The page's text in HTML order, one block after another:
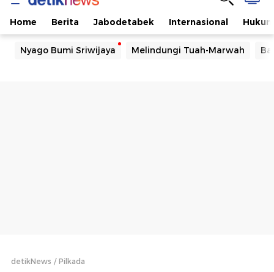
Home Berita Jabodetabek Internasional Hukum
Nyago Bumi Sriwijaya Melindungi Tuah-Marwah
detikNews Pilkada